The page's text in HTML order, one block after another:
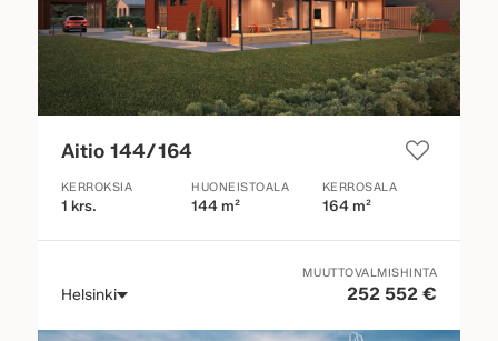
Aitio 144/164
KERROKSIA
1 krs.
HUONEISTOALA
144 m²
KERROSALA
164 m²
Helsinki
MUUTTOVALMISHINTA
252 552 €